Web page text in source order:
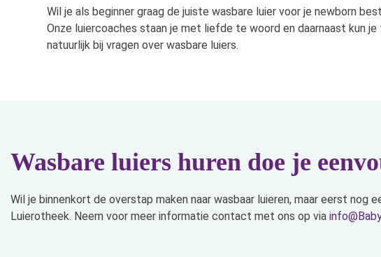
Wil je als beginner graag de juiste wasbare luier voor je newborn
Onze luiercoaches staan je met liefde te woord en daarnaast kun
natuurlijk bij vragen over wasbare luiers.
Wasbare luiers huren doe je
Wil je binnenkort de overstap maken naar wasbaar luieren, maar eerst nog
Luierotheek. Neem voor meer informatie contact met ons op via